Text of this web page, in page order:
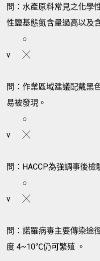
問：水產原料常見之化學
性鹽基態氮含量過高以及
○
v
╳
問：作業區域建議配戴黑
易被發現。
○
v
╳
問：HACCP為強調事後檢
○
v
╳
問：諾羅病毒主要傳染途
度 4~10℃仍可繁殖 。